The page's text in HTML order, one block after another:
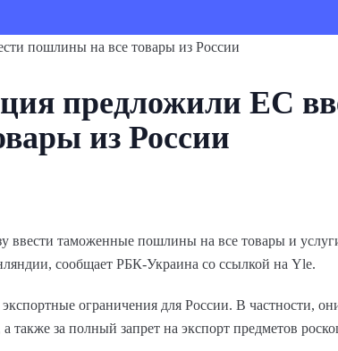
предложили ЕС
из России
таможенные пошлины на все товары и
сообщает РБК-Украина со ссылкой на Yle.
ограничения для России. В частности,
также за полный запрет на экспорт предметов